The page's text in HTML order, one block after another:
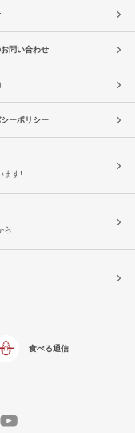
問い合わせ
ーポリシー
ます!
ら
食べる通信